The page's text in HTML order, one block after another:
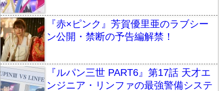
『赤×ピンク』芳賀優里亜のラブシー
ン公開・禁断の予告編解禁！
『ルパン三世 PART6』第17話 天才エ
ンジニア・リンファの最強警備システ